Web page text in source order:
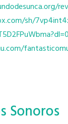
sh/
Sonoros